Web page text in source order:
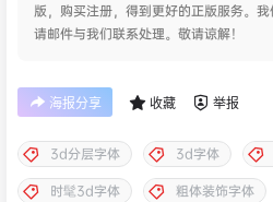
版，购买注册，得到更好的正版服务。
请邮件与我们联系处理。敬请谅解！
海报分享 收藏 举报
3d分层字体 3d字体
时髦3d字体
粗体装饰字体